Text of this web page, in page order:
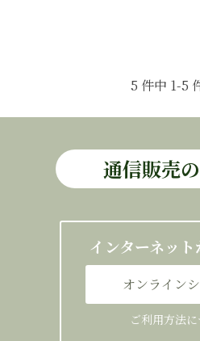
5 件中 1-5
通信販売
インターネッ
オンライン
ご利用方法